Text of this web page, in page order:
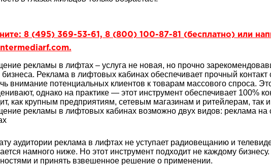
8 (495) 369-53-61, 8 (800) 100-87-81 (бесплатно) или
рекламы в лифтах – услуга не новая, но прочно
бизнеса. Реклама в лифтовых кабинах обеспечивает прочный контакт
внимание потенциальных клиентов к товарам массового спроса.
однако на практике — этот инструмент обеспечивает 100%
как крупным предприятиям, сетевым магазинам и ритейлерам, так
рекламы в лифтовых кабинах возможно двух видов: реклама на
аудитории реклама в лифтах не уступает радиовещанию и
намного ниже. Но этот инструмент подходит не каждому
и принять взвешенное решение о применении.